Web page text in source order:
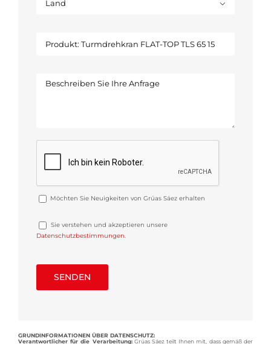

Möchten Sie Neuigkeiten von Grúas Sáez erhalten
Sie verstehen und akzeptieren unsere
Datenschutzbestimmungen.
GRUNDINFORMATIONEN ÜBER DATENSCHUTZ:
Verantwortlicher für die Verarbeitung:Grúas Sáez teilt Ihnen mit, dass gemäß der